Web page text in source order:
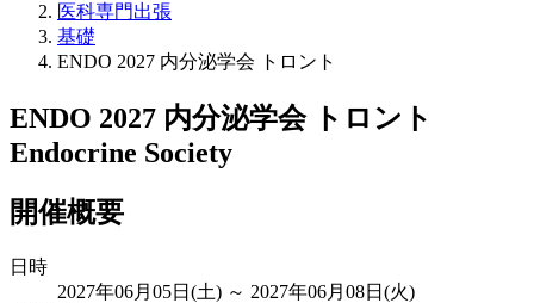
医科専門出張
基礎
ENDO 2027 内分泌学会 トロント
ENDO 2027 内分泌学会 トロント
Endocrine Society
開催概要
日時
2027年06月05日(土) ～ 2027年06月08日(火)